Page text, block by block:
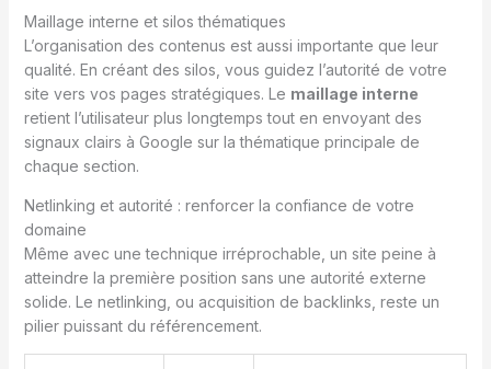
Maillage interne et silos thématiques
L’organisation des contenus est aussi importante que leur
qualité. En créant des silos, vous guidez l’autorité de votre
site vers vos pages stratégiques. Le maillage interne
retient l’utilisateur plus longtemps tout en envoyant des
signaux clairs à Google sur la thématique principale de
chaque section.
Netlinking et autorité : renforcer la confiance de votre
domaine
Même avec une technique irréprochable, un site peine à
atteindre la première position sans une autorité externe
solide. Le netlinking, ou acquisition de backlinks, reste un
pilier puissant du référencement.